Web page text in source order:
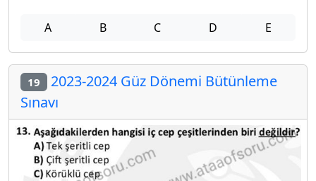
A B C D E
19 2023-2024 Güz Dönemi Bütünleme
Sınavı